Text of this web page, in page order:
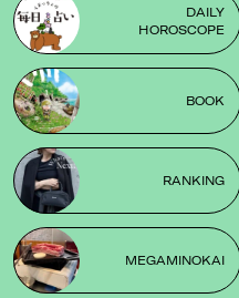
DAILY
HOROSCOPE
BOOK
RANKING
MEGAMINOKAI